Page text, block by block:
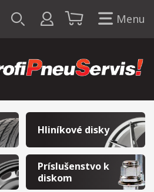
Menu
Hliníkové disky
Príslušenstvo k
diskom